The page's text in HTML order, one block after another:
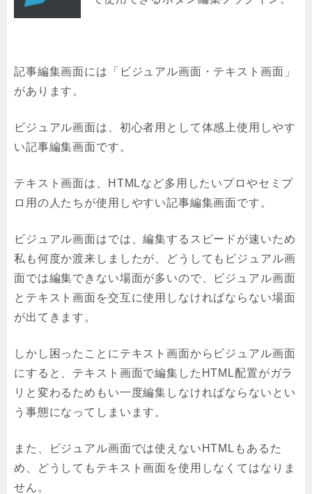
記事編集画面には「ビジュアル画面・テキスト画面」
があります。
ビジュアル画面は、初心者用として体感上使用しやす
い記事編集画面です。
テキスト画面は、HTMLなど多用したいプロやセミプ
ロ用の人たちが使用しやすい記事編集画面です。
ビジュアル画面はでは、編集するスピードが速いため
私も何度か渡来しましたが、どうしてもビジュアル画
面では編集できない場面が多いので、ビジュアル画面
とテキスト画面を交互に使用しなければならない場面
が出てきます。
しかし困ったことにテキスト画面からビジュアル画面
にすると、テキスト画面で編集したHTML配置がガラ
リと変わるためもい一度編集しなければならないとい
う事態になってしまいます。
また、ビジュアル画面では使えないHTMLもあるた
め、どうしてもテキスト画面を使用しなくてはなりま
せん。